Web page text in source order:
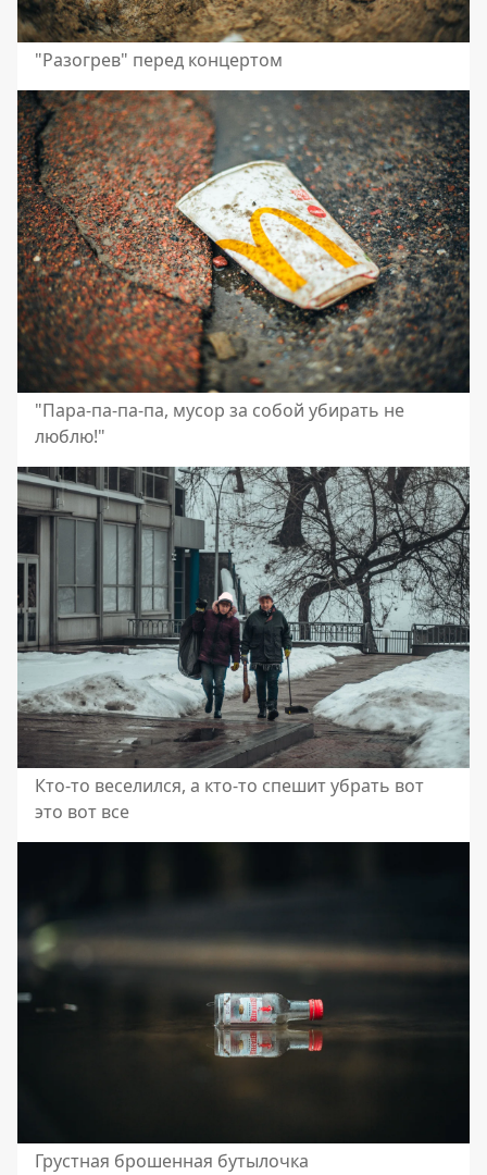
"Разогрев" перед концертом
"Пара-па-па-па, мусор за собой убирать не
люблю!"
Кто-то веселился, а кто-то спешит убрать вот
это вот все
Грустная брошенная бутылочка